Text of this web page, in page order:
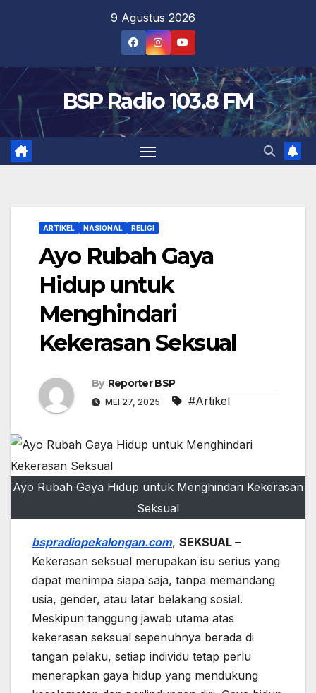
9 Agustus 2026
BSP Radio 103.8 FM
ARTIKEL NASIONAL RELIGI
Ayo Rubah Gaya
Hidup untuk
Menghindari
Kekerasan Seksual
By Reporter BSP
MEI 27, 2025 #Artikel
Ayo Rubah Gaya Hidup untuk Menghindari Kekerasan
Seksual
bspradiopekalongan.com, SEKSUAL –
Kekerasan seksual merupakan isu serius yang
dapat menimpa siapa saja, tanpa memandang
usia, gender, atau latar belakang sosial.
Meskipun tanggung jawab utama atas
kekerasan seksual sepenuhnya berada di
tangan pelaku, setiap individu tetap perlu
menerapkan gaya hidup yang mendukung